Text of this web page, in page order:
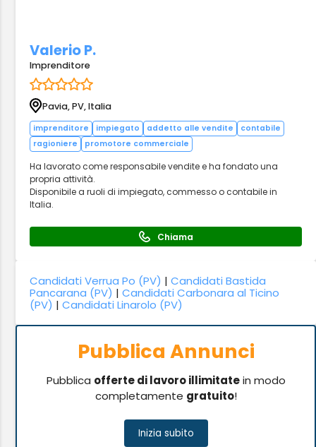
Valerio P.
Imprenditore
Pavia, PV, Italia
imprenditore impiegato addetto alle vendite
contabile
ragioniere
promotore commerciale
Ha lavorato come responsabile vendite e ha fondato una
propria attività.
Disponibile a ruoli di impiegato, commesso o contabile in
Italia.
Chiama
Candidati Verrua Po (PV) |Candidati Bastida
Pancarana (PV) |Candidati Carbonara al Ticino
(PV) |Candidati Linarolo (PV)
Pubblica Annunci
Pubblica offerte di lavoro illimitatein modo
completamente gratuito!
Inizia subito